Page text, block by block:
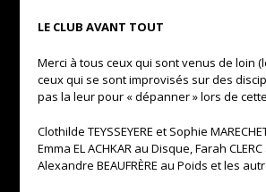
LE CLUB AVANT TOUT
Merci à tous ceux qui sont venus de loin
ceux qui se sont improvisés sur des
pas la leur pour « dépanner » lors de
Clothilde TEYSSEYERE et Sophie
Emma EL ACHKAR au Disque, Farah
Alexandre BEAUFRÈRE au Poids et les